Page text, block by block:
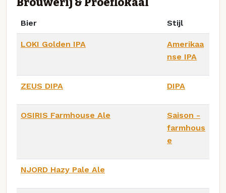
Bier Stijl
LOKI Golden IPA
Amerikaa
nse IPA
ZEUS DIPA DIPA
OSIRIS Farmhouse Ale
Saison -
farmhous
e
NJORD Hazy Pale Ale